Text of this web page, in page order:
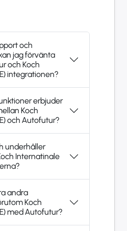
och
jag förvänta
och Koch
integrationen?
erbjuder
Koch
och Autofutur?
underhåller
Internatinale
andra
Koch
med Autofutur?